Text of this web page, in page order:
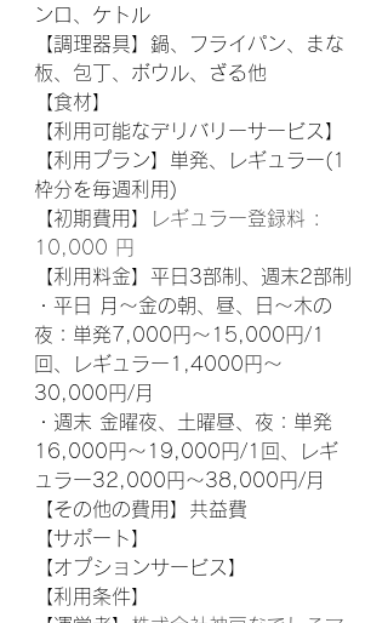
ンロ、ケトル
【調理器具】鍋、フライパン、まな
板、包丁、ボウル、ざる他
【食材】
【利用可能なデリバリーサービス】
【利用プラン】単発、レギュラー(1
枠分を毎週利用)
【初期費用】
レギュラー登録料 :
10,000 円
【利用料金】平日3部制、週末2部制
・平日 月～金の朝、昼、日～木の
夜：単発7,000円～15,000円/1
回、レギュラー1,4000円～
30,000円/月
・週末 金曜夜、土曜昼、夜：単発
16,000円～19,000円/1回、レギ
ュラー32,000円～38,000円/月
【その他の費用】共益費
【サポート】
【オプションサービス】
【利用条件】